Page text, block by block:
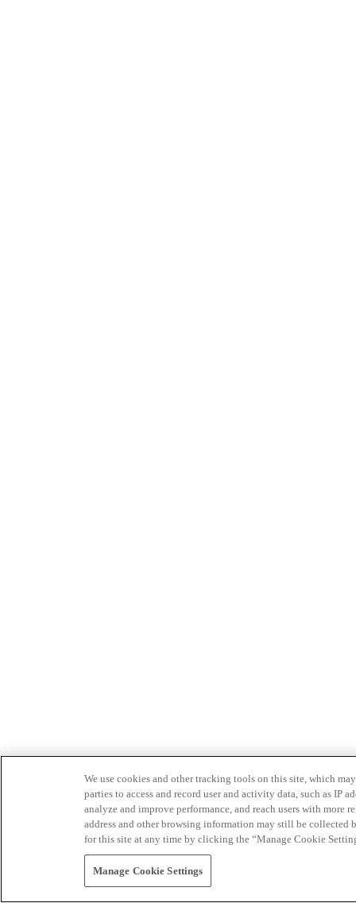
We use cookies and other tracking tools on this site, which
parties to access and record user and activity data, such as IP
analyze and improve performance, and reach users with
address and other browsing information may still be collected
for this site at any time by clicking the “Manage Cookie
Manage Cookie Settings